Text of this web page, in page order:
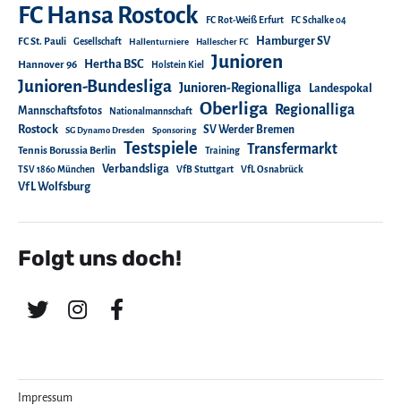
FC Hansa Rostock FC Rot-Weiß Erfurt FC Schalke 04
FC St. Pauli Gesellschaft Hallenturniere Hallescher FC Hamburger SV
Hannover 96 Hertha BSC Holstein Kiel Junioren
Junioren-Bundesliga Junioren-Regionalliga
Landespokal
Mannschaftsfotos
Nationalmannschaft Oberliga Regionalliga
Rostock SG Dynamo Dresden Sponsoring SV Werder Bremen
Tennis Borussia Berlin Testspiele Training Transfermarkt
TSV 1860 München Verbandsliga VfB Stuttgart VfL Osnabrück
VfL Wolfsburg
Folgt uns doch!
Impressum